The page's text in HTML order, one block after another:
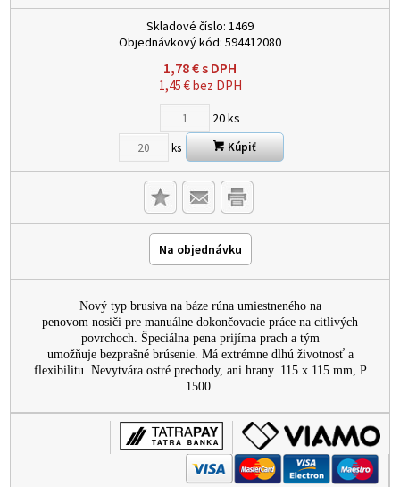
Skladové číslo: 1469
Objednávkový kód: 594412080
1,78€s DPH
1,45€bez DPH
20ks
ks Kúpiť
Na objednávku
Nový typ brusiva na báze rúna umiestneného na
penovom nosiči pre manuálne dokončovacie práce na citlivých
povrchoch. Špeciálna pena prijíma prach a tým
umožňuje bezprašné brúsenie. Má extrémne dlhú životnosť a
flexibilitu. Nevytvára ostré prechody, ani hrany. 115 x 115 mm, P
1500.